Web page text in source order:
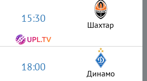
15:30 Шахтар
18:00 Динамо